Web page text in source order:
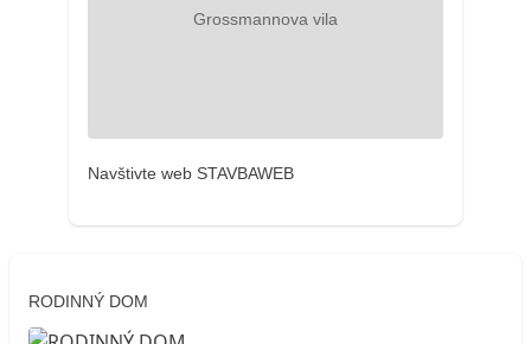
Navštivte web STAVBAWEB
RODINNÝ DOM